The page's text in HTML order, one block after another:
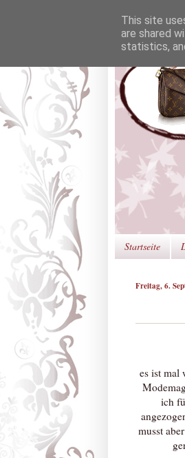
Startseite
Freitag, 6.
es ist mal
ich
musst
This site
are shared
statistics,